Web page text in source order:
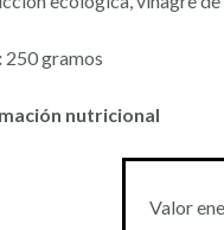
250 gramos
nutricional
Valor